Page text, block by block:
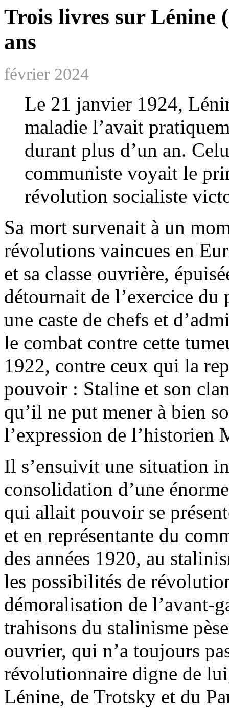
Trois livres sur Lénine
ans
février 2024
Le 21 janvier 1924,
maladie l’avait
durant plus d’un an.
communiste voyait le
révolution socialiste
Sa mort survenait à un
révolutions vaincues en
et sa classe ouvrière,
détournait de l’exercice du
une caste de chefs et
le combat contre cette
1922, contre ceux qui la
pouvoir : Staline et son
qu’il ne put mener à bien
l’expression de l’historien
Il s’ensuivit une situation
consolidation d’une
qui allait pouvoir se
et en représentante du
des années 1920, au
les possibilités de
démoralisation de l’avant-
trahisons du stalinisme
ouvrier, qui n’a toujours
révolutionnaire digne de
Lénine, de Trotsky et du